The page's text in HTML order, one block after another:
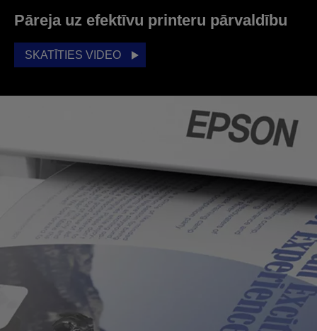
Pāreja uz efektīvu printeru pārvaldību
SKATĪTIES VIDEO